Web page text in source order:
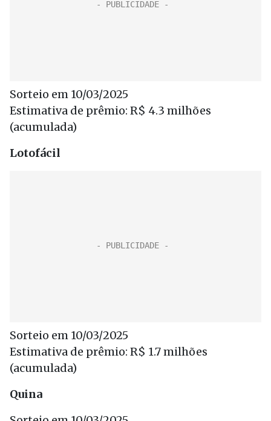
Sorteio em 10/03/2025
Estimativa de prêmio: R$ 4.3 milhões
(acumulada)
Lotofácil
Sorteio em 10/03/2025
Estimativa de prêmio: R$ 1.7 milhões
(acumulada)
Quina